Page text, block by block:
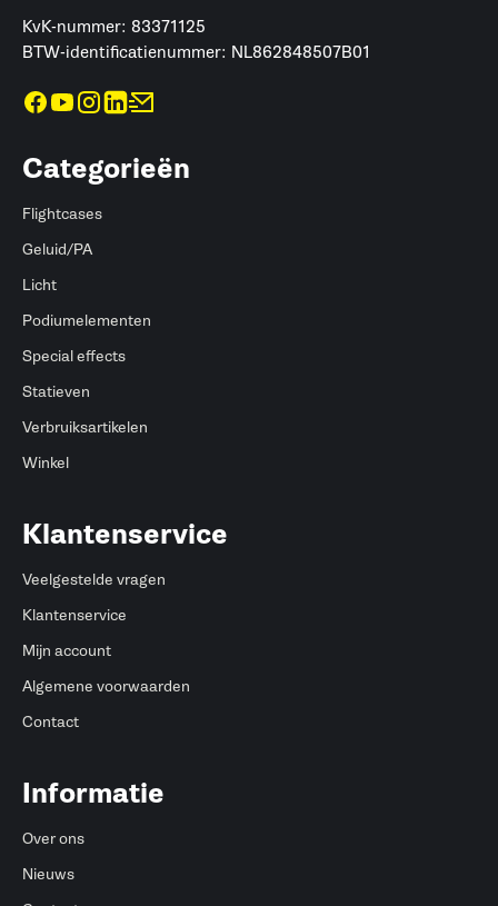
KvK-nummer: 83371125
BTW-identificatienummer: NL862848507B01
Categorieën
Flightcases
Geluid/PA
Licht
Podiumelementen
Special effects
Statieven
Verbruiksartikelen
Winkel
Klantenservice
Veelgestelde vragen
Klantenservice
Mijn account
Algemene voorwaarden
Contact
Informatie
Over ons
Nieuws